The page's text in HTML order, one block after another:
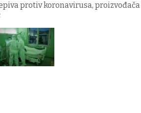
protiv koronavirusa, proizvođača